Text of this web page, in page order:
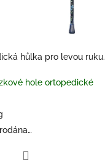
hůlka pro levou ruku.
hole ortopedické